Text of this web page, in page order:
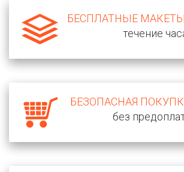
БЕСПЛАТНЫЕ МАКЕТЫ
течение
БЕЗОПАСНАЯ
без